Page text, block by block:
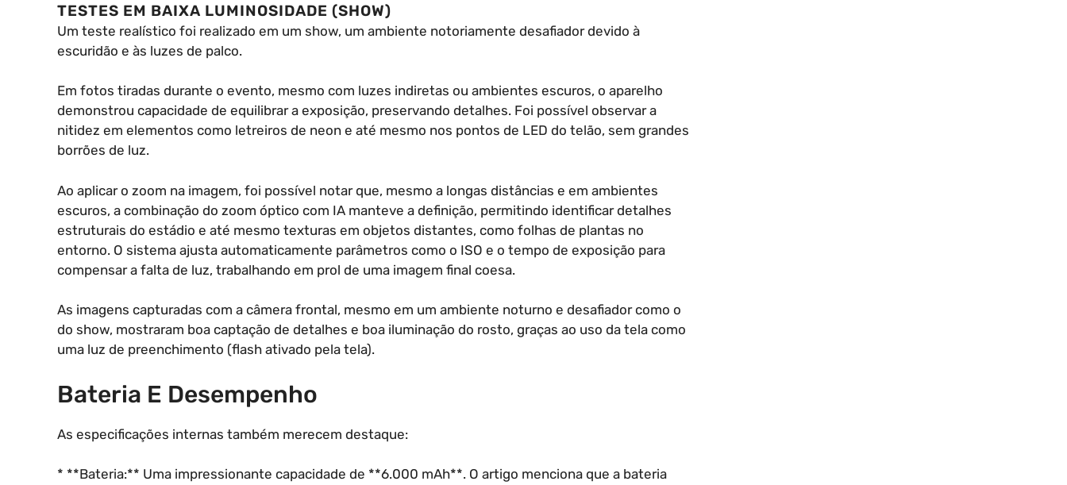
TESTES EM BAIXA LUMINOSIDADE (SHOW)
Um teste realístico foi realizado em um show, um ambiente notoriamente desafiador devido à
escuridão e às luzes de palco.
Em fotos tiradas durante o evento, mesmo com luzes indiretas ou ambientes escuros, o aparelho
demonstrou capacidade de equilibrar a exposição, preservando detalhes. Foi possível observar a
nitidez em elementos como letreiros de neon e até mesmo nos pontos de LED do telão, sem grandes
borrões de luz.
Ao aplicar o zoom na imagem, foi possível notar que, mesmo a longas distâncias e em ambientes
escuros, a combinação do zoom óptico com IA manteve a definição, permitindo identificar detalhes
estruturais do estádio e até mesmo texturas em objetos distantes, como folhas de plantas no
entorno. O sistema ajusta automaticamente parâmetros como o ISO e o tempo de exposição para
compensar a falta de luz, trabalhando em prol de uma imagem final coesa.
As imagens capturadas com a câmera frontal, mesmo em um ambiente noturno e desafiador como o
do show, mostraram boa captação de detalhes e boa iluminação do rosto, graças ao uso da tela como
uma luz de preenchimento (flash ativado pela tela).
Bateria E Desempenho
As especificações internas também merecem destaque:
* **Bateria:** Uma impressionante capacidade de **6.000 mAh**. O artigo menciona que a bateria